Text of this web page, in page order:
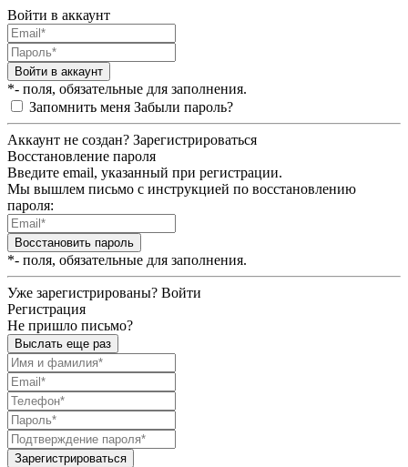
Войти в аккаунт
Войти в аккаунт
*- поля, обязательные для заполнения.
Запомнить меня Забыли пароль?
Аккаунт не создан? Зарегистрироваться
Восстановление пароля
Введите email, указанный при регистрации.
Мы вышлем письмо с инструкцией по восстановлению
пароля:
Восстановить пароль
*- поля, обязательные для заполнения.
Уже зарегистрированы? Войти
Регистрация
Не пришло письмо?
Выслать еще раз
Зарегистрироваться